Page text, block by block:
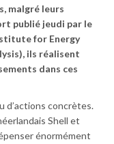
malgré leurs
publié jeudi par le
for Energy
ils réalisent
dans ces
d’actions concrètes.
Shell et
énormément